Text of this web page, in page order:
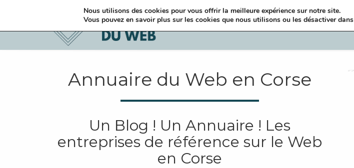
Annuaire du Web en Corse
Un Blog ! Un Annuaire ! Les
entreprises de référence sur le Web
en Corse
Nous utilisons des cookies pour vous offrir la meilleure expérience sur notre site.
Vous pouvez en savoir plus sur les cookies que nous utilisons ou les désactiver dans